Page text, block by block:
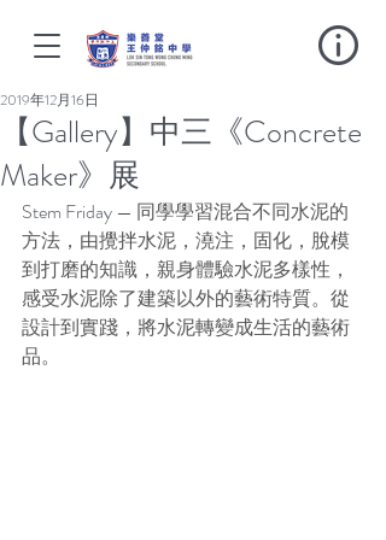
【Gallery】中三《Concrete
Maker》展
2019年12月16日
Stem Friday — 同學學習混合不同水泥的
方法，由攪拌水泥，澆注，固化，脫模
到打磨的知識，親身體驗水泥多樣性，
感受水泥除了建築以外的藝術特質。從
設計到實踐，將水泥轉變成生活的藝術
品。